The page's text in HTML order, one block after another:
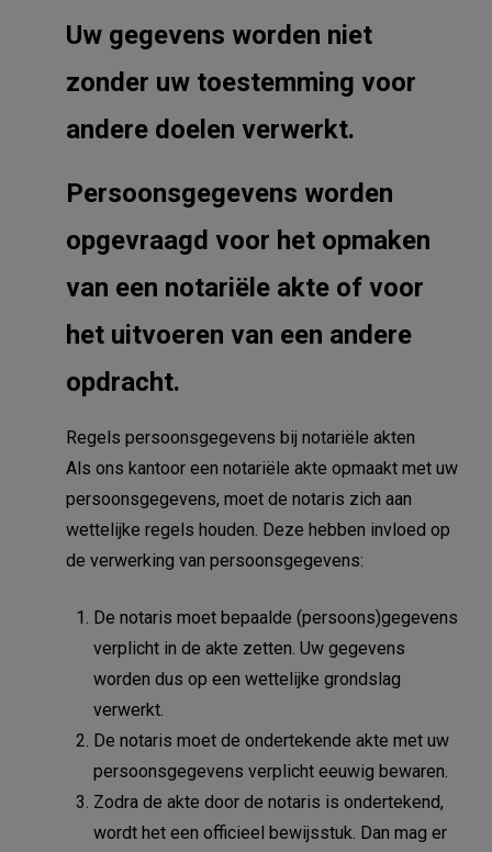
Uw gegevens worden niet
zonder uw toestemming voor
andere doelen verwerkt.
Persoonsgegevens worden
opgevraagd voor het opmaken
van een notariële akte of voor
het uitvoeren van een andere
opdracht.
Regels persoonsgegevens bij notariële akten
Als ons kantoor een notariële akte opmaakt met uw
persoonsgegevens, moet de notaris zich aan
wettelijke regels houden. Deze hebben invloed op
de verwerking van persoonsgegevens:
De notaris moet bepaalde (persoons)gegevens
verplicht in de akte zetten. Uw gegevens
worden dus op een wettelijke grondslag
verwerkt.
De notaris moet de ondertekende akte met uw
persoonsgegevens verplicht eeuwig bewaren.
Zodra de akte door de notaris is ondertekend,
wordt het een officieel bewijsstuk. Dan mag er